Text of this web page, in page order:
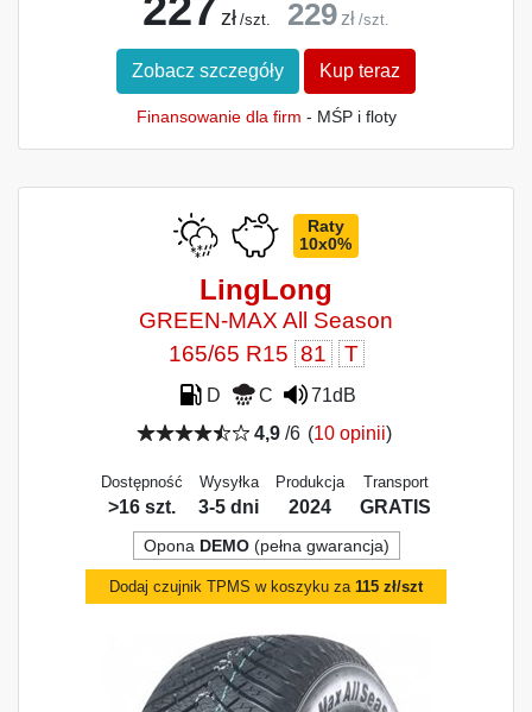
zł /szt. 229 zł /szt.
Zobacz szczegóły Kup teraz
Finansowanie dla firm - MŚP i floty
Raty
10x0%
LingLong
GREEN-MAX All Season
165/65 R15 81 T
D C
71dB
4,9/6 (10 opinii)
Dostępność
>16 szt.
Wysyłka
3-5 dni
Produkcja
2024
Transport
GRATIS
Opona DEMO(pełna gwarancja)
Dodaj czujnik TPMS w koszyku za 115 zł/szt